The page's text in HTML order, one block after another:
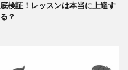
底検証！レッスンは本当に上達す
る？